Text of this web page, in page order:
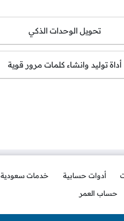
تحويل الوحدات الذكي
أداة توليد وانشاء كلمات مرور قوية
أدوات حسابية
خدمات سعودية
حساب العمر